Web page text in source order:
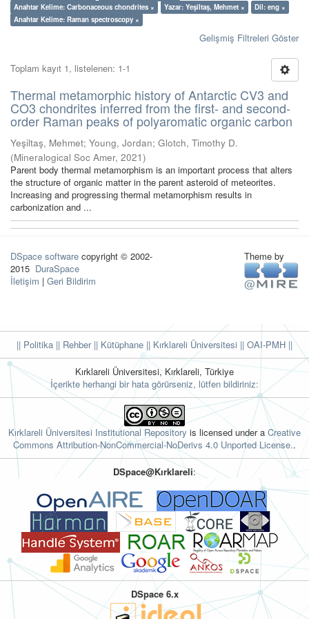
Anahtar Kelime: Carbonaceous chondrites ×
Yazar: Yeşiltaş, Mehmet ×
Dil: eng ×
Anahtar Kelime: Raman spectroscopy ×
Gelişmiş Filtreleri Göster
Toplam kayıt 1, listelenen: 1-1
Thermal metamorphic history of Antarctic CV3 and
CO3 chondrites inferred from the first- and second-
order Raman peaks of polyaromatic organic carbon
Yeşiltaş, Mehmet; Young, Jordan; Glotch, Timothy D.
(Mineralogical Soc Amer, 2021)
Parent body thermal metamorphism is an important process that alters
the structure of organic matter in the parent asteroid of meteorites.
Increasing and progressing thermal metamorphism results in
carbonization and ...
DSpace software copyright © 2002-
2015 DuraSpace
İletişim | Geri Bildirim
Theme by
|| Politika || Rehber|| Kütüphane || Kırklareli Üniversitesi || OAI-PMH ||
Kırklareli Üniversitesi, Kırklareli, Türkiye
İçerikte herhangi bir hata görürseniz, lütfen bildiriniz:
Kırklareli Üniversitesi Institutional Repository is licensed under a Creative
Commons Attribution-NonCommercial-NoDerivs 4.0 Unported License..
DSpace@Kırklareli:
DSpace 6.x